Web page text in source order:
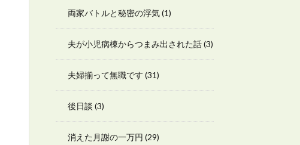
両家バトルと秘密の浮気(1)
夫が小児病棟からつまみ出された話(3)
夫婦揃って無職です (31)
後日談 (3)
消えた月謝の一万円 (29)